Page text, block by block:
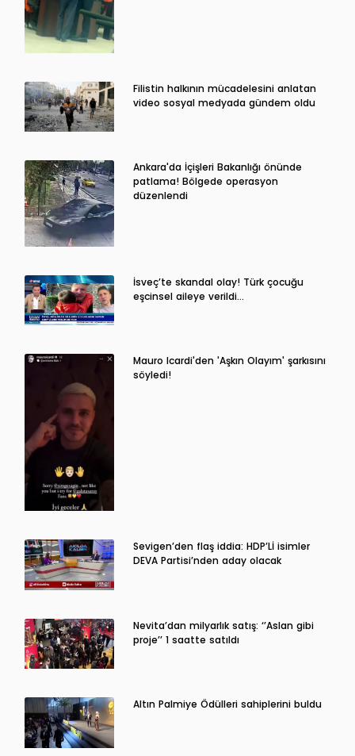
Filistin halkının mücadelesini anlatan
video sosyal medyada gündem oldu
Ankara'da İçişleri Bakanlığı önünde
patlama! Bölgede operasyon
düzenlendi
İsveç’te skandal olay! Türk çocuğu
eşcinsel aileye verildi…
Mauro Icardi'den 'Aşkın Olayım' şarkısını
söyledi!
Sevigen’den flaş iddia: HDP’Lİ isimler
DEVA Partisi’nden aday olacak
Nevita’dan milyarlık satış: ‘’Aslan gibi
proje’’ 1 saatte satıldı
Altın Palmiye Ödülleri sahiplerini buldu